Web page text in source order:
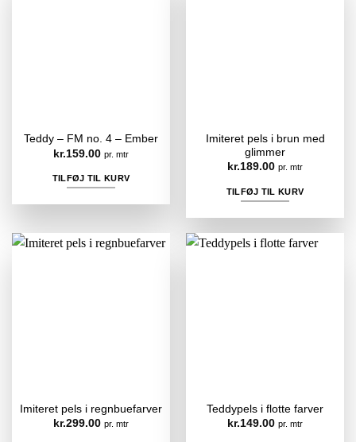
Teddy – FM no. 4 – Ember
kr.159.00 pr. mtr
TILFØJ TIL KURV
Imiteret pels i brun med
glimmer
kr.189.00 pr. mtr
TILFØJ TIL KURV
Imiteret pels i regnbuefarver
kr.299.00 pr. mtr
Teddypels i flotte farver
kr.149.00 pr. mtr